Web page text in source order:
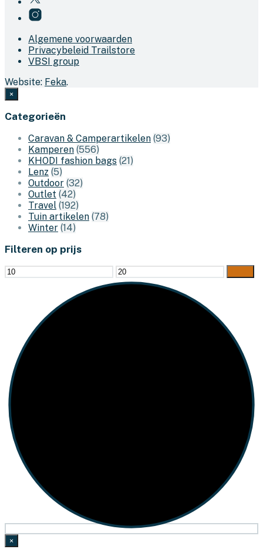
Algemene voorwaarden
Privacybeleid Trailstore
VBSI group
Website: Feka.
×
Categorieën
Caravan & Camperartikelen (93)
Kamperen (556)
KHODI fashion bags (21)
Lenz (5)
Outdoor (32)
Outlet (42)
Travel (192)
Tuin artikelen (78)
Winter (14)
Filteren op prijs
Min.
prijs
Max.
prijs
×